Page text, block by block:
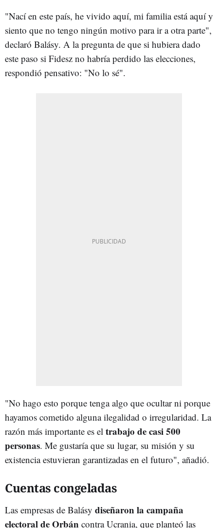
"Nací en este país, he vivido aquí, mi familia está aquí y
siento que no tengo ningún motivo para ir a otra parte",
declaró Balásy. A la pregunta de que si hubiera dado
este paso si Fidesz no habría perdido las elecciones,
respondió pensativo: "No lo sé".
"No hago esto porque tenga algo que ocultar ni porque
hayamos cometido alguna ilegalidad o irregularidad. La
razón más importante es el trabajo de casi 500
personas. Me gustaría que su lugar, su misión y su
existencia estuvieran garantizadas en el futuro", añadió.
Cuentas congeladas
Las empresas de Balásy diseñaron la campaña
electoral de Orbán contra Ucrania, que planteó las